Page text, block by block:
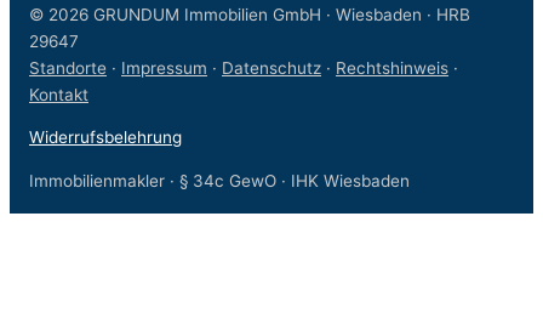
© 2026 GRUNDUM Immobilien GmbH · Wiesbaden · HRB
29647
Standorte · Impressum · Datenschutz · Rechtshinweis ·
Kontakt
Widerrufsbelehrung
Immobilienmakler · § 34c GewO · IHK Wiesbaden